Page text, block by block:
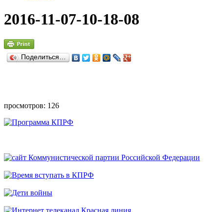
2016-11-07-10-18-08
Поделиться…
просмотров: 126